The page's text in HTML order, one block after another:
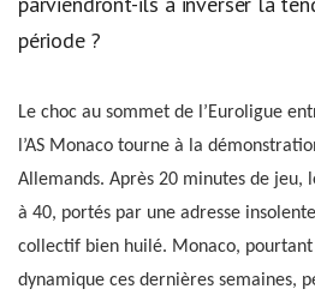
période ?
Le choc au sommet de l’Euroligue
l’AS Monaco tourne à la
Allemands. Après 20 minutes de jeu,
à 40, portés par une adresse
collectif bien huilé. Monaco,
dynamique ces dernières semaines,